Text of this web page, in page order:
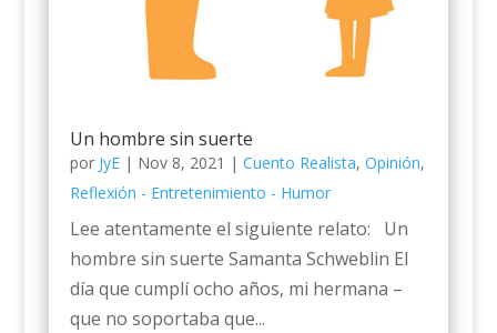
Un hombre sin suerte
por JyE| Nov 8, 2021 | Cuento Realista, Opinión,
Reflexión - Entretenimiento - Humor
Lee atentamente el siguiente relato: Un
hombre sin suerte Samanta Schweblin El
día que cumplí ocho años, mi hermana –
que no soportaba que...